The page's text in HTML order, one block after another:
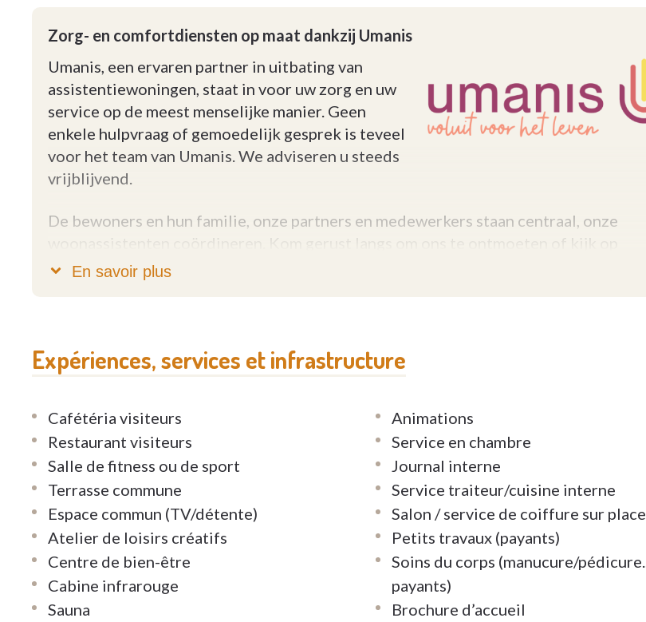
Zorg- en comfortdiensten op maat dankzij Umanis
Umanis, een ervaren partner in uitbating van
assistentiewoningen, staat in voor uw zorg en uw
service op de meest menselijke manier. Geen
enkele hulpvraag of gemoedelijk gesprek is teveel
voor het team van Umanis. We adviseren u steeds
vrijblijvend.
De bewoners en hun familie, onze partners en medewerkers staan centraal, onze
woonassistenten coördineren. Kom gerust langs om ons te ontmoeten of kijk op
www.umanis.be voor meer informatie.
En savoir plus
Expériences, services et infrastructure
Cafétéria visiteurs
Restaurant visiteurs
Salle de fitness ou de sport
Terrasse commune
Espace commun (TV/détente)
Atelier de loisirs créatifs
Centre de bien-être
Cabine infrarouge
Sauna
Animations
Service en chambre
Journal interne
Service traiteur/cuisine interne
Salon / service de coiffure sur place
Petits travaux (payants)
Soins du corps (manucure/pédicure...
payants)
Brochure d’accueil